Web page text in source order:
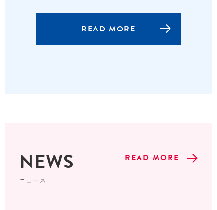
READ MORE
NEWS
ニュース
READ MORE